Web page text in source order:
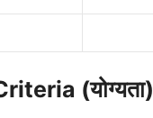
(योग्यता)